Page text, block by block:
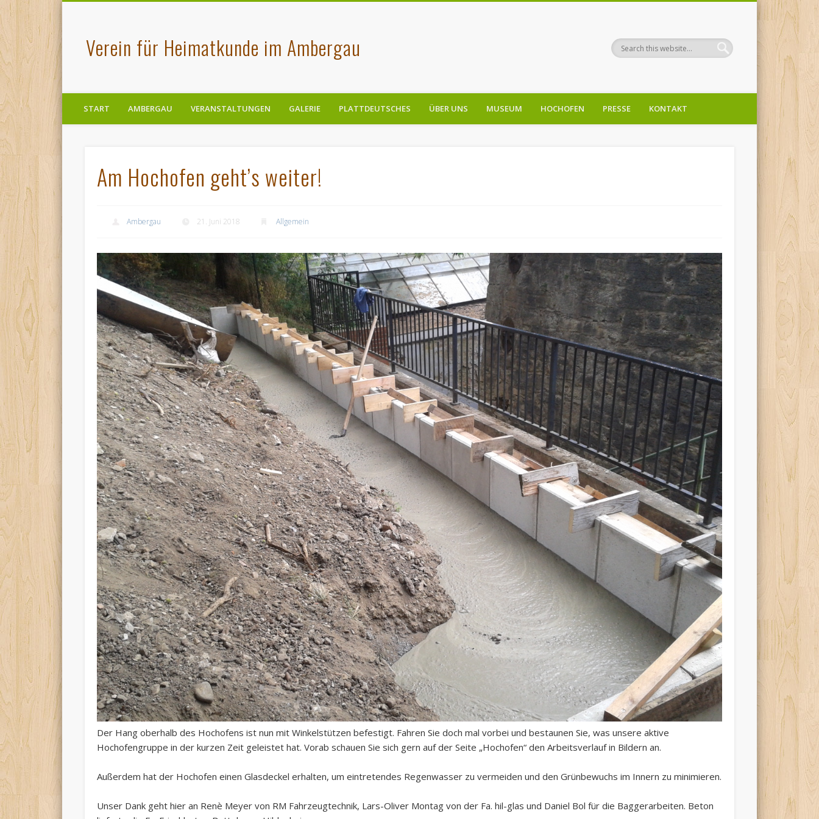
Verein für Heimatkunde im Ambergau
START AMBERGAU VERANSTALTUNGEN GALERIE PLATTDEUTSCHES ÜBER UNS MUSEUM HOCHOFEN PRESSE KONTAKT
Am Hochofen geht’s weiter!
Ambergau 21. Juni 2018 Allgemein
Der Hang oberhalb des Hochofens ist nun mit Winkelstützen befestigt. Fahren Sie doch mal vorbei und bestaunen Sie, was unsere aktive
Hochofengruppe in der kurzen Zeit geleistet hat. Vorab schauen Sie sich gern auf der Seite „Hochofen“ den Arbeitsverlauf in Bildern an.
Außerdem hat der Hochofen einen Glasdeckel erhalten, um eintretendes Regenwasser zu vermeiden und den Grünbewuchs im Innern zu minimieren.
Unser Dank geht hier an Renè Meyer von RM Fahrzeugtechnik, Lars-Oliver Montag von der Fa. hil-glas und Daniel Bol für die Baggerarbeiten. Beton